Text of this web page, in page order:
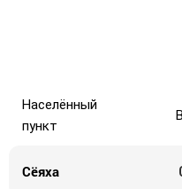
Населённый
пункт
Сёяха